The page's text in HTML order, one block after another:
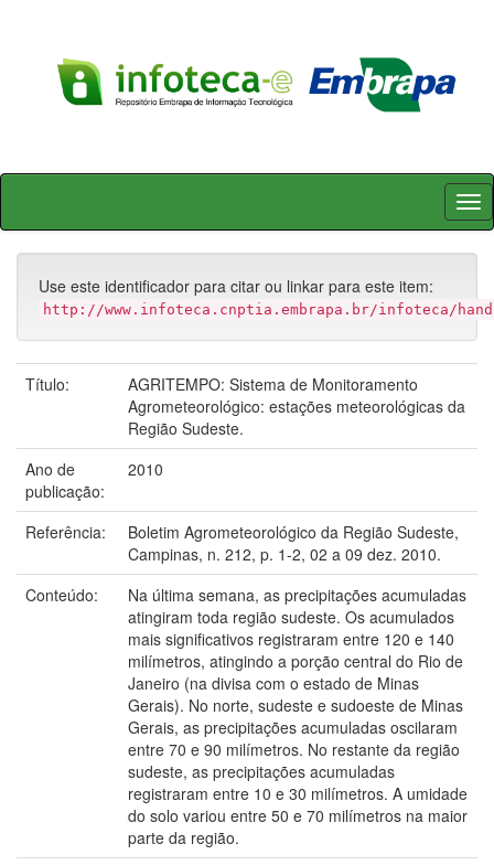
Skip
Use este identificador para citar ou linkar para este item:
http://www.infoteca.cnptia.embrapa.br/infoteca/
Título:
AGRITEMPO: Sistema de Monitoramento
Agrometeorológico: estações meteorológicas da
Região Sudeste.
Ano de
publicação:
2010
Referência:
Boletim Agrometeorológico da Região Sudeste,
Campinas, n. 212, p. 1-2, 02 a 09 dez. 2010.
Conteúdo:
Na última semana, as precipitações acumuladas
atingiram toda região sudeste. Os acumulados
mais significativos registraram entre 120 e 140
milímetros, atingindo a porção central do Rio de
Janeiro (na divisa com o estado de Minas
Gerais). No norte, sudeste e sudoeste de Minas
Gerais, as precipitações acumuladas oscilaram
entre 70 e 90 milímetros. No restante da região
sudeste, as precipitações acumuladas
registraram entre 10 e 30 milímetros. A umidade
do solo variou entre 50 e 70 milímetros na maior
parte da região.